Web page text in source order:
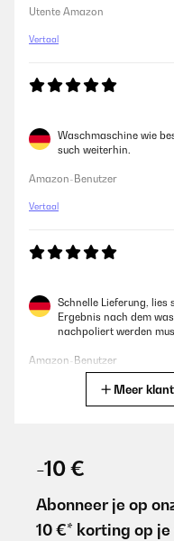
Utente Amazon
Vertaal
Waschmaschine wie
such weiterhin.
Amazon-Benutzer
Vertaal
Schnelle Lieferung, lies
Ergebnis nach dem
nachpoliert werden
Amazon-Benutzer
Utilisateur d'Amazon
Meer
-10 €
Abonneer je op
10 €* korting op